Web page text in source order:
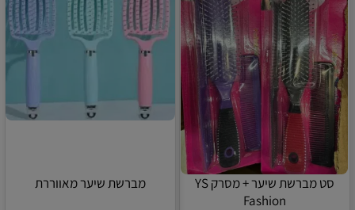
סט מברשת שיער + מסרק YS
Fashion
מברשת שיער מאווררת